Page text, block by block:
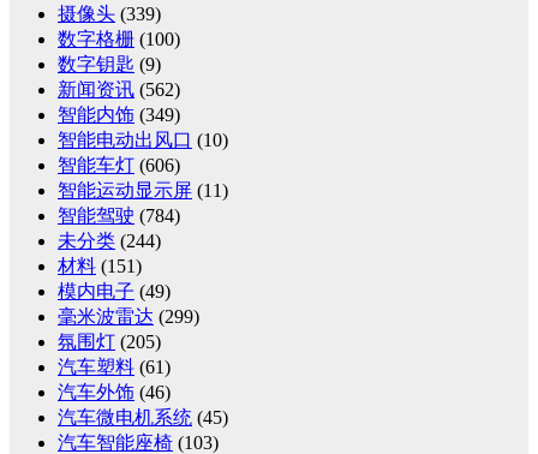
摄像头 (339)
数字格栅 (100)
数字钥匙 (9)
新闻资讯 (562)
智能内饰 (349)
智能电动出风口 (10)
智能车灯 (606)
智能运动显示屏 (11)
智能驾驶 (784)
未分类 (244)
材料 (151)
模内电子 (49)
毫米波雷达 (299)
氛围灯 (205)
汽车塑料 (61)
汽车外饰 (46)
汽车微电机系统 (45)
汽车智能座椅 (103)